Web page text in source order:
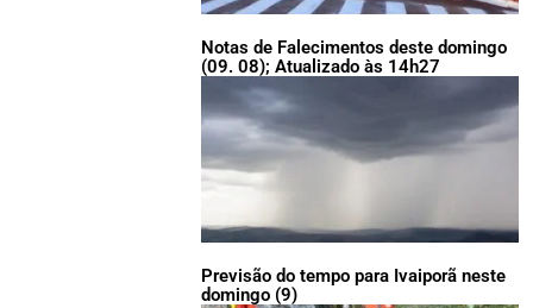
Notas de Falecimentos deste domingo
(09. 08); Atualizado às 14h27
Previsão do tempo para Ivaiporã neste
domingo (9)